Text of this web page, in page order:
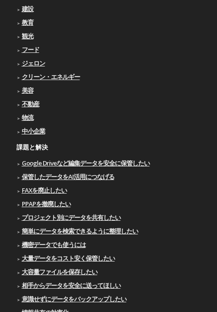
建設
教育
観光
フード
ジェロン
クリーン・エネルギー
美容
不動産
物流
中小企業
課題と解決
Google Driveなど編集データを安全に保管したい
保管したデータをAI活用につなげる
FAXを廃止したい
PPAPを撤廃したい
プロジェクト別にデータを共有したい
簡単にデータを検索できるように整理したい
機密データでも使うには
大量データをコスト安く保管したい
大容量ファイルを保存したい
相手からデータを安全に送ってほしい
意識せずにデータをバックアップしたい